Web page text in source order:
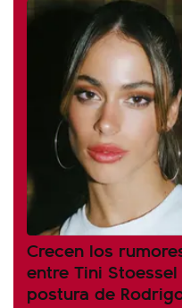
Crecen los
entre Tini
postura de